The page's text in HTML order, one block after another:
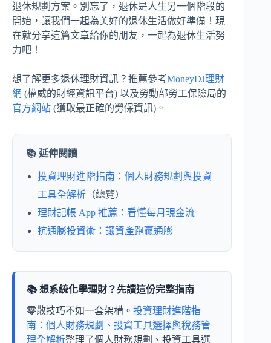
退休規劃方案。別忘了，退休是人生另一個階段的
開始，讓我們一起為美好的退休生活做好準備！現
在就分享這篇文章給你的朋友，一起為退休生活努
力吧！
想了解更多退休理財資訊？推薦參考MoneyDJ理財
網 (權威的財經資訊平台) 以及勞動部勞工保險局的
官方網站 (獲取最正確的勞保資訊)。
📚 延伸閱讀
投資理財進階指南：個人財務規劃與投資
工具全解析 （總覽）
理財記帳 App 推薦：看懂每月現金流
抗通膨投資術：讓資產跑贏通膨
📚 想系統化學理財？先讀這份完整指南
零散技巧不如一套架構。 投資理財進階指
南：個人財務規劃、投資工具選擇與稅務管
理全解析整理了個人財務規劃、投資工具選